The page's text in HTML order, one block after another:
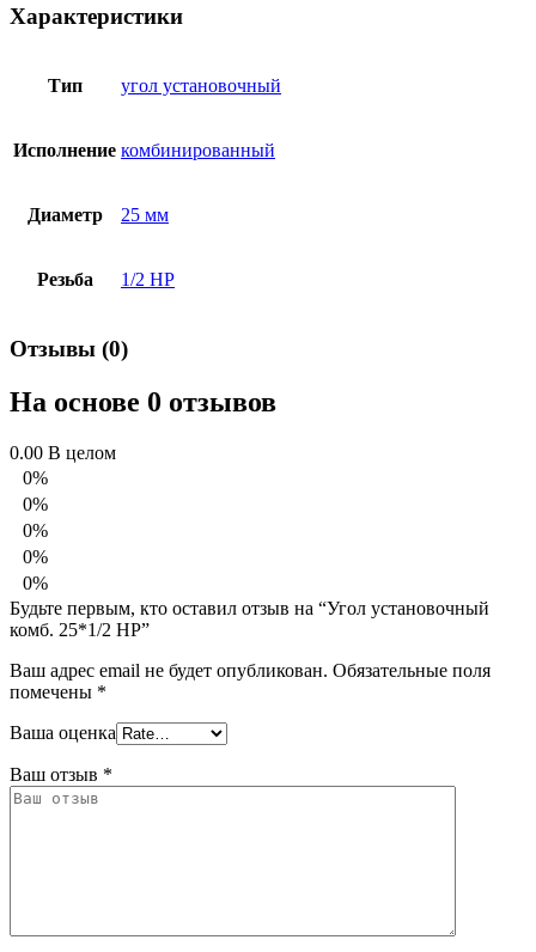
Характеристики
Тип угол установочный
Исполнение комбинированный
Диаметр 25 мм
Резьба 1/2 НР
Отзывы (0)
На основе 0 отзывов
0.00 В целом
0%
0%
0%
0%
0%
Будьте первым, кто оставил отзыв на “Угол установочный
комб. 25*1/2 НР”
Ваш адрес email не будет опубликован. Обязательные поля
помечены *
Ваша оценка
Ваш отзыв *